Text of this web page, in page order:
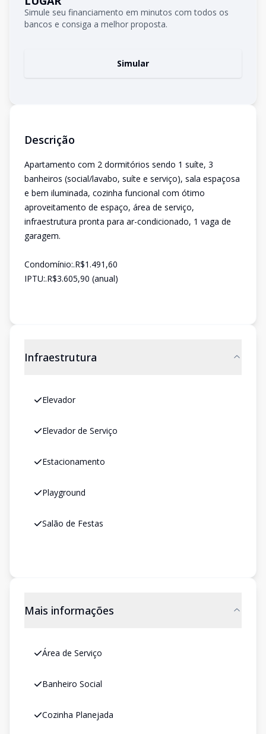
Simule seu financiamento em minutos com todos os
bancos e consiga a melhor proposta.
Simular
Descrição
Apartamento com 2 dormitórios sendo 1 suíte, 3
banheiros (social/lavabo, suíte e serviço), sala espaçosa
e bem iluminada, cozinha funcional com ótimo
aproveitamento de espaço, área de serviço,
infraestrutura pronta para ar-condicionado, 1 vaga de
garagem.
Condomínio:.R$1.491,60
IPTU:.R$3.605,90 (anual)
Infraestrutura
Elevador
Elevador de Serviço
Estacionamento
Playground
Salão de Festas
Mais informações
Área de Serviço
Banheiro Social
Cozinha Planejada